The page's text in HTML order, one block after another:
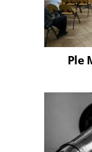
Ple